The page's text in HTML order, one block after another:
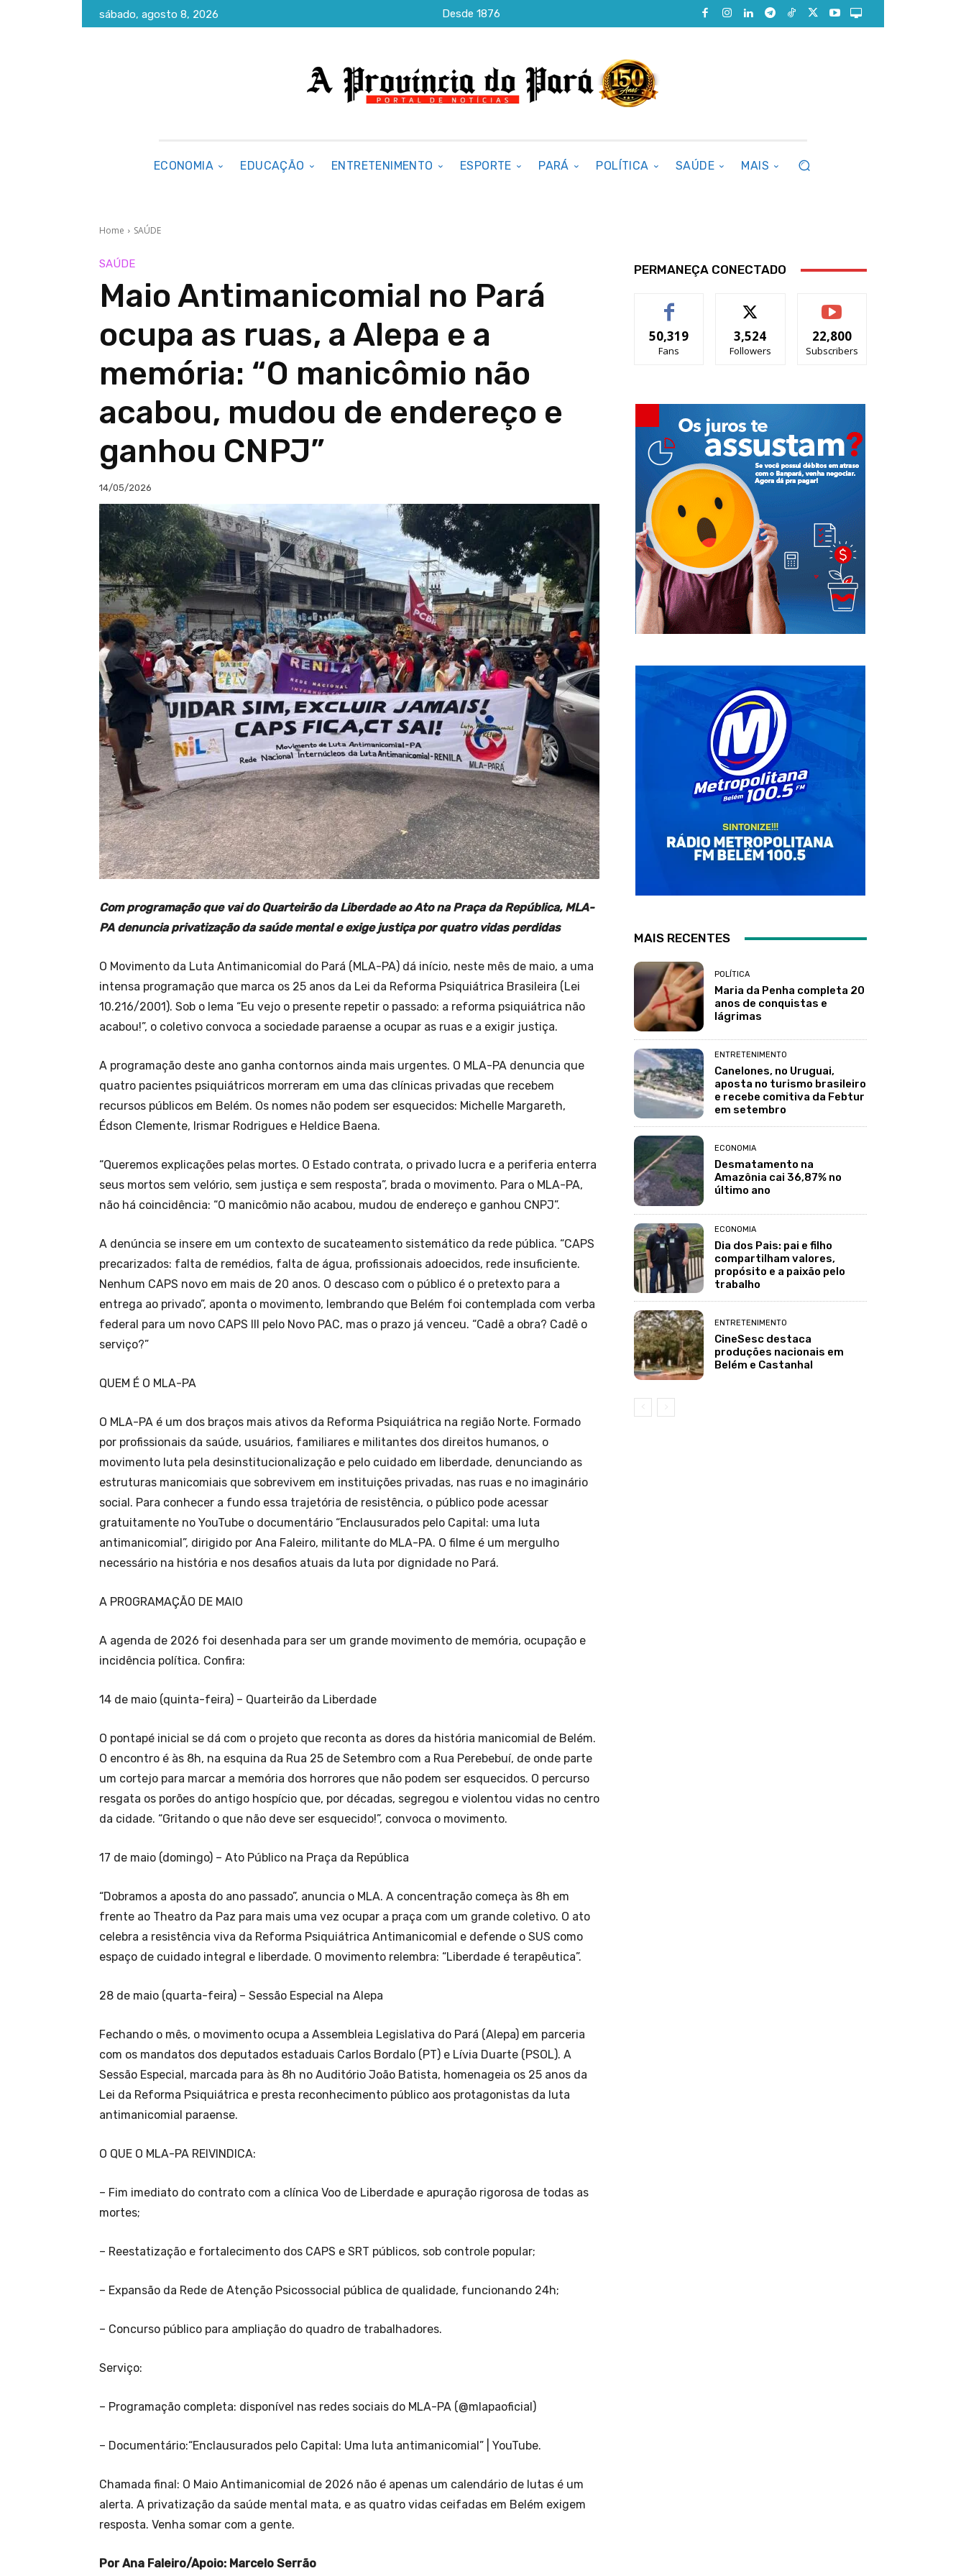
sábado, agosto 8, 2026 Desde 1876
ECONOMIA EDUCAÇÃO ENTRETENIMENTO ESPORTE PARÁ POLÍTICA SAÚDE MAIS
Home SAÚDE
SAÚDE
Maio Antimanicomial no Pará
ocupa as ruas, a Alepa e a
memória: “O manicômio não
acabou, mudou de endereço e
ganhou CNPJ”
14/05/2026
Com programação que vai do Quarteirão da Liberdade ao Ato na Praça da República, MLA-
PA denuncia privatização da saúde mental e exige justiça por quatro vidas perdidas
O Movimento da Luta Antimanicomial do Pará (MLA-PA) dá início, neste mês de maio, a uma
intensa programação que marca os 25 anos da Lei da Reforma Psiquiátrica Brasileira (Lei
10.216/2001). Sob o lema “Eu vejo o presente repetir o passado: a reforma psiquiátrica não
acabou!”, o coletivo convoca a sociedade paraense a ocupar as ruas e a exigir justiça.
A programação deste ano ganha contornos ainda mais urgentes. O MLA-PA denuncia que
quatro pacientes psiquiátricos morreram em uma das clínicas privadas que recebem
recursos públicos em Belém. Os nomes não podem ser esquecidos: Michelle Margareth,
Édson Clemente, Irismar Rodrigues e Heldice Baena.
“Queremos explicações pelas mortes. O Estado contrata, o privado lucra e a periferia enterra
seus mortos sem velório, sem justiça e sem resposta”, brada o movimento. Para o MLA-PA,
não há coincidência: “O manicômio não acabou, mudou de endereço e ganhou CNPJ”.
A denúncia se insere em um contexto de sucateamento sistemático da rede pública. “CAPS
precarizados: falta de remédios, falta de água, profissionais adoecidos, rede insuficiente.
Nenhum CAPS novo em mais de 20 anos. O descaso com o público é o pretexto para a
entrega ao privado”, aponta o movimento, lembrando que Belém foi contemplada com verba
federal para um novo CAPS III pelo Novo PAC, mas o prazo já venceu. “Cadê a obra? Cadê o
serviço?”
QUEM É O MLA-PA
O MLA-PA é um dos braços mais ativos da Reforma Psiquiátrica na região Norte. Formado
por profissionais da saúde, usuários, familiares e militantes dos direitos humanos, o
movimento luta pela desinstitucionalização e pelo cuidado em liberdade, denunciando as
estruturas manicomiais que sobrevivem em instituições privadas, nas ruas e no imaginário
social. Para conhecer a fundo essa trajetória de resistência, o público pode acessar
gratuitamente no YouTube o documentário “Enclausurados pelo Capital: uma luta
antimanicomial”, dirigido por Ana Faleiro, militante do MLA-PA. O filme é um mergulho
necessário na história e nos desafios atuais da luta por dignidade no Pará.
A PROGRAMAÇÃO DE MAIO
A agenda de 2026 foi desenhada para ser um grande movimento de memória, ocupação e
incidência política. Confira:
14 de maio (quinta-feira) – Quarteirão da Liberdade
O pontapé inicial se dá com o projeto que reconta as dores da história manicomial de Belém.
O encontro é às 8h, na esquina da Rua 25 de Setembro com a Rua Perebebuí, de onde parte
um cortejo para marcar a memória dos horrores que não podem ser esquecidos. O percurso
resgata os porões do antigo hospício que, por décadas, segregou e violentou vidas no centro
da cidade. “Gritando o que não deve ser esquecido!”, convoca o movimento.
17 de maio (domingo) – Ato Público na Praça da República
“Dobramos a aposta do ano passado”, anuncia o MLA. A concentração começa às 8h em
frente ao Theatro da Paz para mais uma vez ocupar a praça com um grande coletivo. O ato
celebra a resistência viva da Reforma Psiquiátrica Antimanicomial e defende o SUS como
espaço de cuidado integral e liberdade. O movimento relembra: “Liberdade é terapêutica”.
28 de maio (quarta-feira) – Sessão Especial na Alepa
Fechando o mês, o movimento ocupa a Assembleia Legislativa do Pará (Alepa) em parceria
com os mandatos dos deputados estaduais Carlos Bordalo (PT) e Lívia Duarte (PSOL). A
Sessão Especial, marcada para às 8h no Auditório João Batista, homenageia os 25 anos da
Lei da Reforma Psiquiátrica e presta reconhecimento público aos protagonistas da luta
antimanicomial paraense.
O QUE O MLA-PA REIVINDICA:
– Fim imediato do contrato com a clínica Voo de Liberdade e apuração rigorosa de todas as
mortes;
– Reestatização e fortalecimento dos CAPS e SRT públicos, sob controle popular;
– Expansão da Rede de Atenção Psicossocial pública de qualidade, funcionando 24h;
– Concurso público para ampliação do quadro de trabalhadores.
Serviço:
– Programação completa: disponível nas redes sociais do MLA-PA (@mlapaoficial)
– Documentário:“Enclausurados pelo Capital: Uma luta antimanicomial” | YouTube.
Chamada final: O Maio Antimanicomial de 2026 não é apenas um calendário de lutas é um
alerta. A privatização da saúde mental mata, e as quatro vidas ceifadas em Belém exigem
resposta. Venha somar com a gente.
Por Ana Faleiro/Apoio: Marcelo Serrão
PERMANEÇA CONECTADO
50,319
Fans
3,524
Followers
22,800
Subscribers
MAIS RECENTES
POLÍTICA
Maria da Penha completa 20
anos de conquistas e
lágrimas
ENTRETENIMENTO
Canelones, no Uruguai,
aposta no turismo brasileiro
e recebe comitiva da Febtur
em setembro
ECONOMIA
Desmatamento na
Amazônia cai 36,87% no
último ano
ECONOMIA
Dia dos Pais: pai e filho
compartilham valores,
propósito e a paixão pelo
trabalho
ENTRETENIMENTO
CineSesc destaca
produções nacionais em
Belém e Castanhal